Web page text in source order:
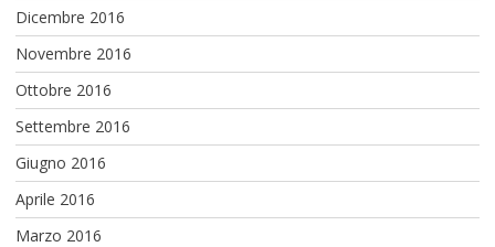
Dicembre 2016
Novembre 2016
Ottobre 2016
Settembre 2016
Giugno 2016
Aprile 2016
Marzo 2016